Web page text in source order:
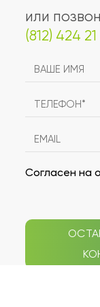
или
(812) 424 21
Согласен на